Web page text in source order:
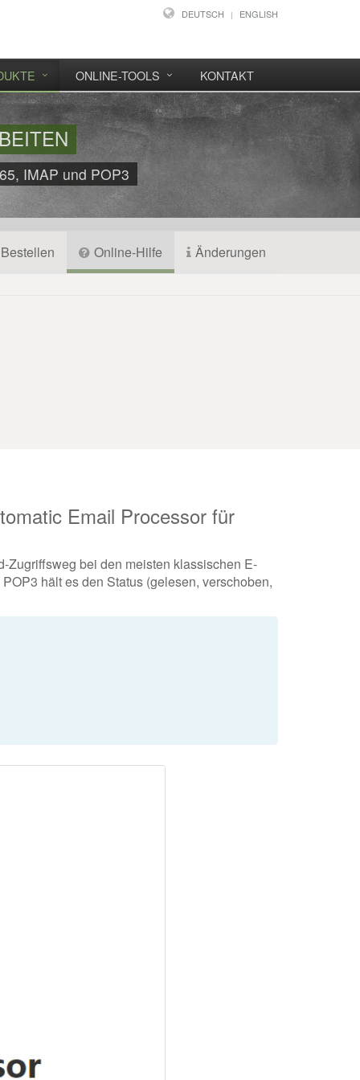
DEUTSCH ENGLISH
ONLINE-TOOLS KONTAKT
IMAP und POP3
Bestellen Online-Hilfe Änderungen
Email Processor für
Zugriffsweg bei den meisten klassischen E-
hält es den Status (gelesen, verschoben,